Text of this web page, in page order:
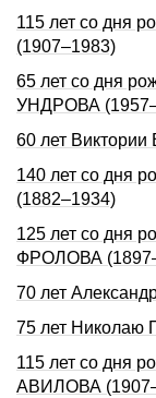
115 лет со дня
(1907–1983)
65 лет со дня
УНДРОВА
60 лет
140 лет со дня
(1882–1934)
125 лет со дня
ФРОЛОВА
70 лет
75 лет
115 лет со дня
АВИЛОВА